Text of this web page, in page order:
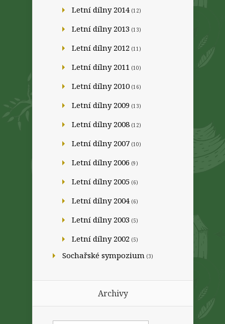
Letní dílny 2014 (12)
Letní dílny 2013 (13)
Letní dílny 2012 (11)
Letní dílny 2011 (10)
Letní dílny 2010 (16)
Letní dílny 2009 (13)
Letní dílny 2008 (12)
Letní dílny 2007 (10)
Letní dílny 2006 (9)
Letní dílny 2005 (6)
Letní dílny 2004 (6)
Letní dílny 2003 (5)
Letní dílny 2002 (5)
Sochařské sympozium (3)
Archivy